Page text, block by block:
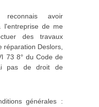
avoir
l'entreprise de me
des travaux
réparation Deslors,
73 8° du Code de
pas de droit de
générales :